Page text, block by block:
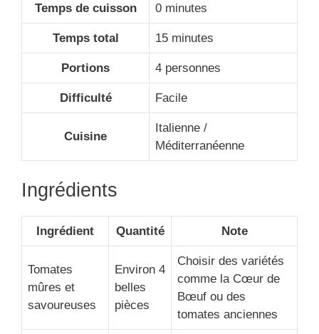
Temps de cuisson 0 minutes
Temps total 15 minutes
Portions 4 personnes
Difficulté Facile
Cuisine
Italienne /
Méditerranéenne
Ingrédients
Ingrédient Quantité Note
Tomates
mûres et
savoureuses
Environ 4
belles
pièces
Choisir des variétés
comme la Cœur de
Bœuf ou des
tomates anciennes